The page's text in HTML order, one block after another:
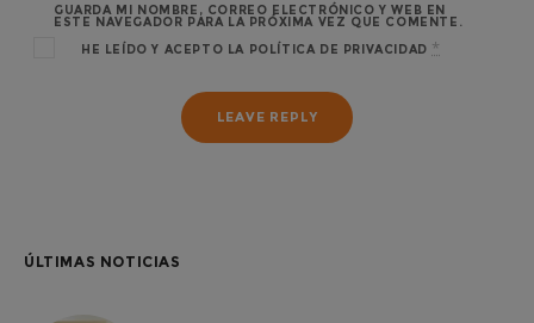
GUARDA MI NOMBRE, CORREO ELECTRÓNICO Y WEB EN
ESTE NAVEGADOR PARA LA PRÓXIMA VEZ QUE COMENTE.
HE LEÍDO Y ACEPTO LA POLÍTICA DE PRIVACIDAD *
ÚLTIMAS NOTICIAS